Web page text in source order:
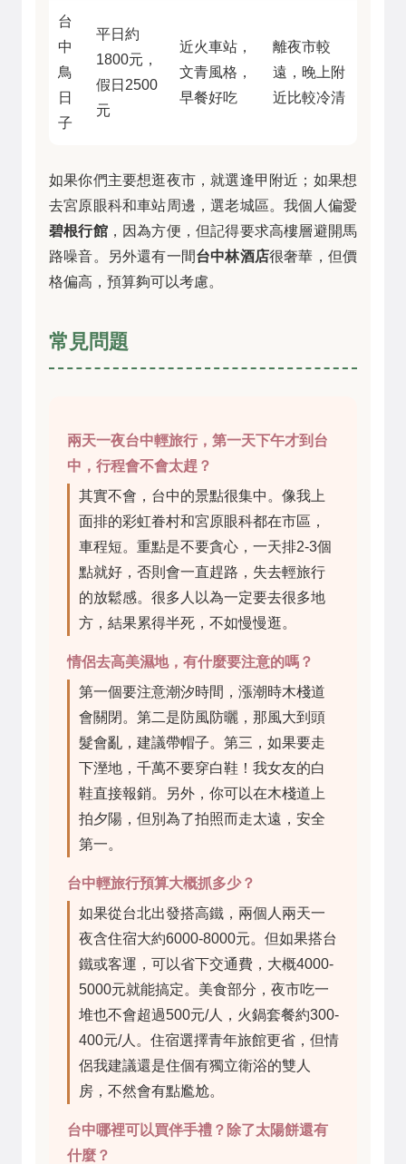
台
中
鳥
日
子
平日約
1800元，
假日2500
元
近火車站，
文青風格，
早餐好吃
離夜市較
遠，晚上附
近比較冷清
如果你們主要想逛夜市，就選逢甲附近；如果想
去宮原眼科和車站周邊，選老城區。我個人偏愛
碧根行館，因為方便，但記得要求高樓層避開馬
路噪音。另外還有一間台中林酒店很奢華，但價
格偏高，預算夠可以考慮。
常見問題
兩天一夜台中輕旅行，第一天下午才到台
中，行程會不會太趕？
其實不會，台中的景點很集中。像我上
面排的彩虹眷村和宮原眼科都在市區，
車程短。重點是不要貪心，一天排2-3個
點就好，否則會一直趕路，失去輕旅行
的放鬆感。很多人以為一定要去很多地
方，結果累得半死，不如慢慢逛。
情侶去高美濕地，有什麼要注意的嗎？
第一個要注意潮汐時間，漲潮時木棧道
會關閉。第二是防風防曬，那風大到頭
髮會亂，建議帶帽子。第三，如果要走
下溼地，千萬不要穿白鞋！我女友的白
鞋直接報銷。另外，你可以在木棧道上
拍夕陽，但別為了拍照而走太遠，安全
第一。
台中輕旅行預算大概抓多少？
如果從台北出發搭高鐵，兩個人兩天一
夜含住宿大約6000-8000元。但如果搭台
鐵或客運，可以省下交通費，大概4000-
5000元就能搞定。美食部分，夜市吃一
堆也不會超過500元/人，火鍋套餐約300-
400元/人。住宿選擇青年旅館更省，但情
侶我建議還是住個有獨立衛浴的雙人
房，不然會有點尷尬。
台中哪裡可以買伴手禮？除了太陽餅還有
什麼？